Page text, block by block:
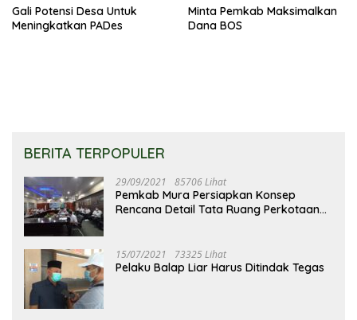
Gali Potensi Desa Untuk
Meningkatkan PADes
Minta Pemkab Maksimalkan
Dana BOS
BERITA TERPOPULER
29/09/2021 85706 Lihat
Pemkab Mura Persiapkan Konsep
Rencana Detail Tata Ruang Perkotaan
15/07/2021 73325 Lihat
Pelaku Balap Liar Harus Ditindak Tegas